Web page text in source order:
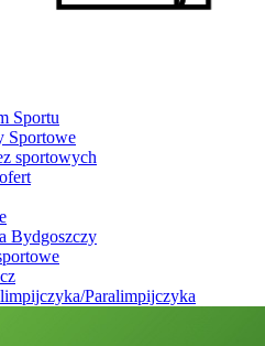
Sportu
Sportowe
sportowych
Bydgoszczy
Paralimpijczyka